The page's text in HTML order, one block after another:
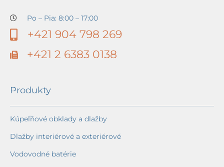
Po – Pia: 8:00 – 17:00
+421 904 798 269
+421 2 6383 0138
Produkty
Kúpeľňové obklady a dlažby
Dlažby interiérové a exteriérové
Vodovodné batérie